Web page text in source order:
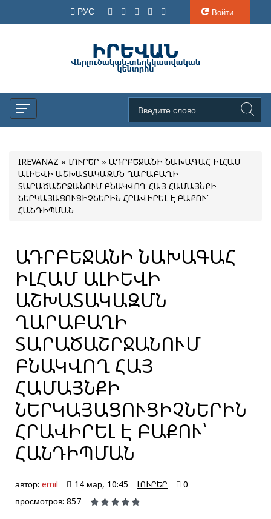
РУС Войти
IREVANAZ » ԼՈՒՐԵՐ » ԱԴՐԲԵՋԱՆԻ ՆԱԽԱԳԱՀ ԻԼՀԱՄ
ԱԼԻԵՎԻ ԱՇԽԱՏԱԿԱԶՄՆ ՂԱՐԱԲԱՂԻ
ՏԱՐԱԾԱՇՐՋԱՆՈՒՄ ԲՆԱԿՎՈՂ ՀԱՅ ՀԱՄԱՅՆՔԻ
ՆԵՐԿԱՅԱՑՈՒՑԻՉՆԵՐԻՆ ՀՐԱՎԻՐԵԼ Է ԲԱՔՈՒ՝
ՀԱՆԴԻՊՄԱՆ
ԱԴՐԲԵՋԱՆԻ ՆԱԽԱԳԱՀ
ԻԼՀԱՄ ԱԼԻԵՎԻ
ԱՇԽԱՏԱԿԱԶՄՆ
ՂԱՐԱԲԱՂԻ
ՏԱՐԱԾԱՇՐՋԱՆՈՒՄ
ԲՆԱԿՎՈՂ ՀԱՅ
ՀԱՄԱՅՆՔԻ
ՆԵՐԿԱՅԱՑՈՒՑԻՉՆԵՐԻՆ
ՀՐԱՎԻՐԵԼ Է ԲԱՔՈՒ՝
ՀԱՆԴԻՊՄԱՆ
автор: emil 14 мар, 10:45 ԼՈՒՐԵՐ
0
просмотров: 857